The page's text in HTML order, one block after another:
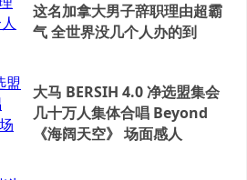
这名加拿大男子辞职理由超霸
气 全世界没几个人办的到
大马 BERSIH 4.0 净选盟集会
几十万人集体合唱 Beyond
《海阔天空》 场面感人